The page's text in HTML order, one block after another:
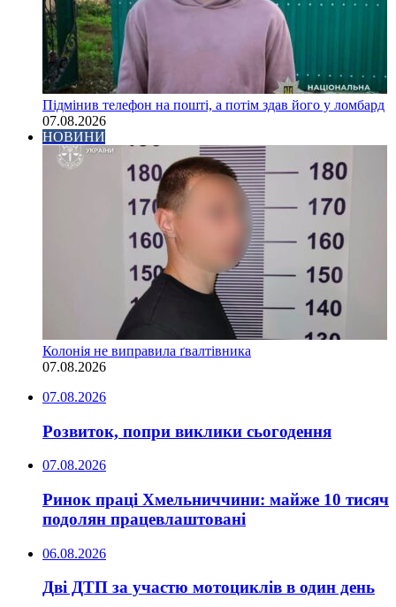
Підмінив телефон на пошті, а потім здав його у ломбард
07.08.2026
НОВИНИ
Колонія не виправила ґвалтівника
07.08.2026
07.08.2026
Розвиток, попри виклики сьогодення
07.08.2026
Ринок праці Хмельниччини: майже 10 тисяч
подолян працевлаштовані
06.08.2026
Дві ДТП за участю мотоциклів в один день